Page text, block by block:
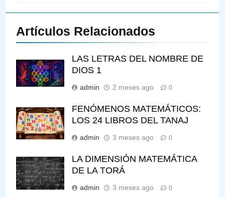
Artículos Relacionados
LAS LETRAS DEL NOMBRE DE
DIOS 1
admin 2 meses ago 0
FENÓMENOS MATEMÁTICOS:
LOS 24 LIBROS DEL TANAJ
admin 3 meses ago 0
LA DIMENSIÓN MATEMÁTICA
DE LA TORÁ
admin 3 meses ago 0